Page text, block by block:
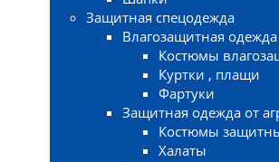
Защитная спецодежда
Влагозащитная одежда
Костюмы
Куртки , плащи
Фартуки
Защитная одежда от
Костюмы
Халаты